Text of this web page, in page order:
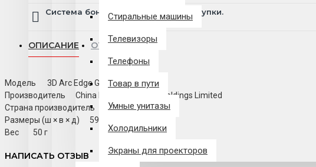
Стиральные машины
Телевизоры
Телефоны
Товар в пути
Умные унитазы
Холодильники
Экраны для проекторов
Система бонусов и подарков за покупки.
ОПИСАНИЕ ОТЗЫВЫ
Модель
3D Arc Edge Glass
Производитель
China LITU Investment Holdings Limited
Страна производитель
Китай
Размеры (ш × в × д)
59 х 173 х 10
Вес
50 г
НАПИСАТЬ ОТЗЫВ